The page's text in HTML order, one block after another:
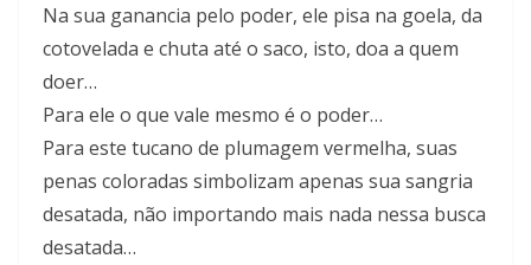
Na sua ganancia pelo poder, ele pisa na goela, da
cotovelada e chuta até o saco, isto, doa a quem
doer…
Para ele o que vale mesmo é o poder…
Para este tucano de plumagem vermelha, suas
penas coloradas simbolizam apenas sua sangria
desatada, não importando mais nada nessa busca
desatada…